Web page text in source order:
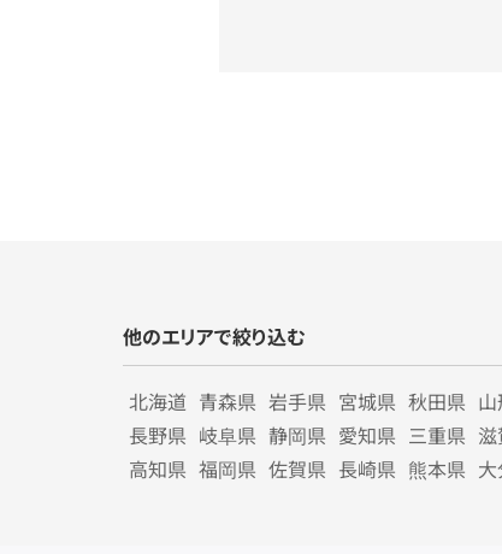
他のエリアで絞り込む
北海道 青森県 岩手県 宮城県 秋田県
長野県 岐阜県 静岡県 愛知県 三重県
高知県 福岡県 佐賀県 長崎県 熊本県